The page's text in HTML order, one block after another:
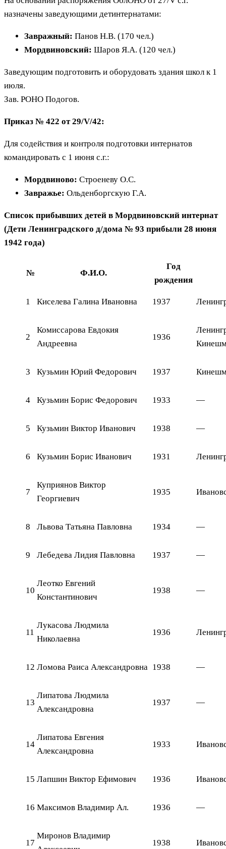
назначены заведующими детинтернатами:
Завражный: Панов Н.В. (170 чел.)
Мордвиновский: Шаров Я.А. (120 чел.)
Заведующим подготовить и оборудовать здания школ к 1
июля.
Зав. РОНО Подогов.
Приказ № 422 от 29/V/42:
Для содействия и контроля подготовки интернатов
командировать с 1 июня с.г.:
Мордвиново: Строеневу О.С.
Завражье: Ольденборгскую Г.А.
Список прибывших детей в Мордвиновский интернат
(Дети Ленинградского д/дома № 93 прибыли 28 июня
1942 года)
№ Ф.И.О.
Год
рождения
1 Киселева Галина Ивановна 1937
2
Комиссарова Евдокия
Андреевна
1936
3 Кузьмин Юрий Федорович 1937
4 Кузьмин Борис Федорович 1933 —
5 Кузьмин Виктор Иванович 1938 —
6 Кузьмин Борис Иванович 1931
7
Куприянов Виктор
Георгиевич
1935
8 Львова Татьяна Павловна 1934 —
9 Лебедева Лидия Павловна 1937 —
10
Леотко Евгений
Константинович
1938 —
11
Лукасова Людмила
Николаевна
1936
12 Ломова Раиса Александровна 1938 —
13
Липатова Людмила
Александровна
1937 —
14
Липатова Евгения
Александровна
1933
15 Лапшин Виктор Ефимович 1936
16 Максимов Владимир Ал. 1936 —
17
Миронов Владимир
1938